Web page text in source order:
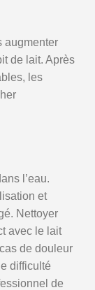
augmenter
de lait. Après
les
l’eau.
et
Nettoyer
avec le lait
de douleur
difficulté
de